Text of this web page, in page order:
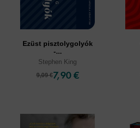
Ezüst pisztolygolyók
-...
Stephen King
9,09 €7,90 €